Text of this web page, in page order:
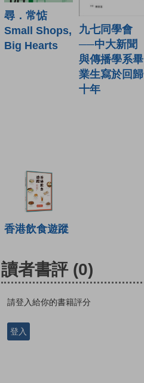
尋．常惦
Small Shops,
Big Hearts
九七同學會
──中大新聞
與傳播學系畢
業生寫於回歸
十年
香港飲食遊蹤
讀者書評 (0)
請登入給你的書籍評分
登入